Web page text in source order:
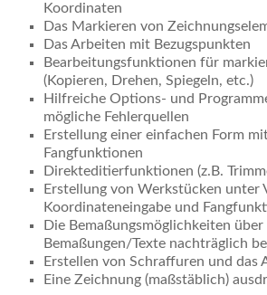
Koordinaten
Das Markieren von
Das Arbeiten mit Bezugspunkten
Bearbeitungsfunktionen für
(Kopieren, Drehen, Spiegeln, etc.)
Hilfreiche Options- und
mögliche Fehlerquellen
Erstellung einer einfachen Form
Fangfunktionen
Direkteditierfunktionen (z.B.
Erstellung von Werkstücken unter
Koordinateneingabe und
Die Bemaßungsmöglichkeiten
Bemaßungen/Texte nachträglich
Erstellen von Schraffuren und das
Eine Zeichnung (maßstäblich)